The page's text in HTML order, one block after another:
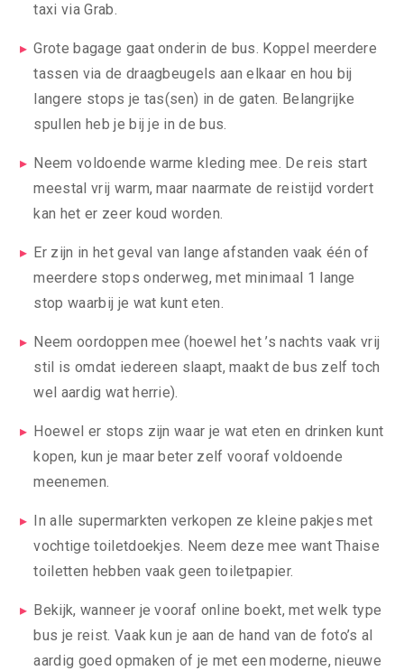
taxi via Grab.
Grote bagage gaat onderin de bus. Koppel meerdere
tassen via de draagbeugels aan elkaar en hou bij
langere stops je tas(sen) in de gaten. Belangrijke
spullen heb je bij je in de bus.
Neem voldoende warme kleding mee. De reis start
meestal vrij warm, maar naarmate de reistijd vordert
kan het er zeer koud worden.
Er zijn in het geval van lange afstanden vaak één of
meerdere stops onderweg, met minimaal 1 lange
stop waarbij je wat kunt eten.
Neem oordoppen mee (hoewel het ’s nachts vaak vrij
stil is omdat iedereen slaapt, maakt de bus zelf toch
wel aardig wat herrie).
Hoewel er stops zijn waar je wat eten en drinken kunt
kopen, kun je maar beter zelf vooraf voldoende
meenemen.
In alle supermarkten verkopen ze kleine pakjes met
vochtige toiletdoekjes. Neem deze mee want Thaise
toiletten hebben vaak geen toiletpapier.
Bekijk, wanneer je vooraf online boekt, met welk type
bus je reist. Vaak kun je aan de hand van de foto’s al
aardig goed opmaken of je met een moderne, nieuwe